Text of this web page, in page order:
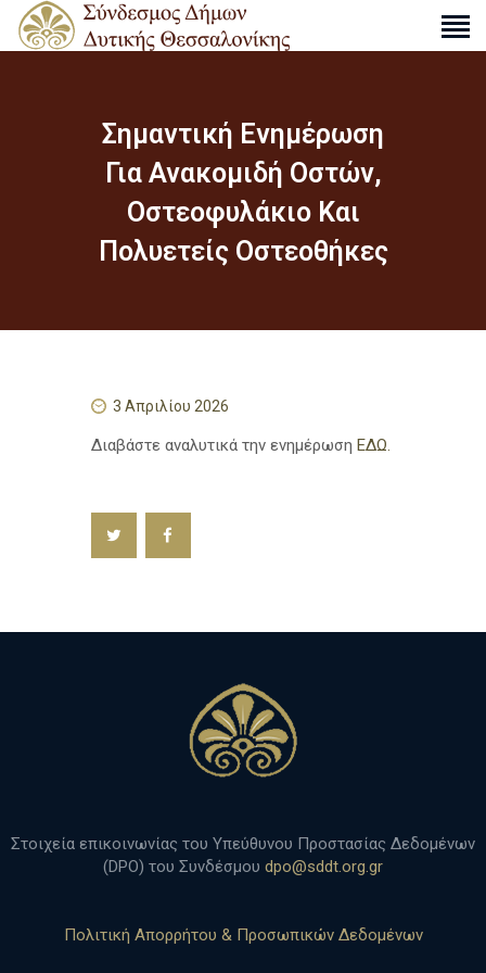
Σημαντική Ενημέρωση
Για Ανακομιδή Οστών,
Οστεοφυλάκιο Και
Πολυετείς Οστεοθήκες
Ο ΣΎΝΔΕΣΜΟΣ
ΔΡΑΣΤΗΡΙΌΤΗΤΕΣ
ΑΠΟΦΆΣΕΙΣ
ΑΝΑΚΟΙΝΏΣΕΙΣ
e
r
3 Απριλίου 2026
Διαβάστε αναλυτικά την ενημέρωση ΕΔΩ.
Στοιχεία επικοινωνίας του Υπεύθυνου Προστασίας Δεδομένων
(DPO) του Συνδέσμου dpo@sddt.org.gr
Πολιτική Απορρήτου & Προσωπικών Δεδομένων